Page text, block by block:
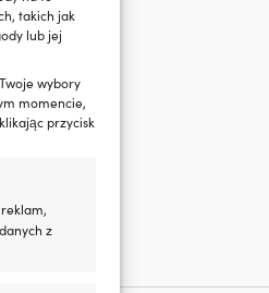
takich jak
lub jej
wybory
momencie,
przycisk
z